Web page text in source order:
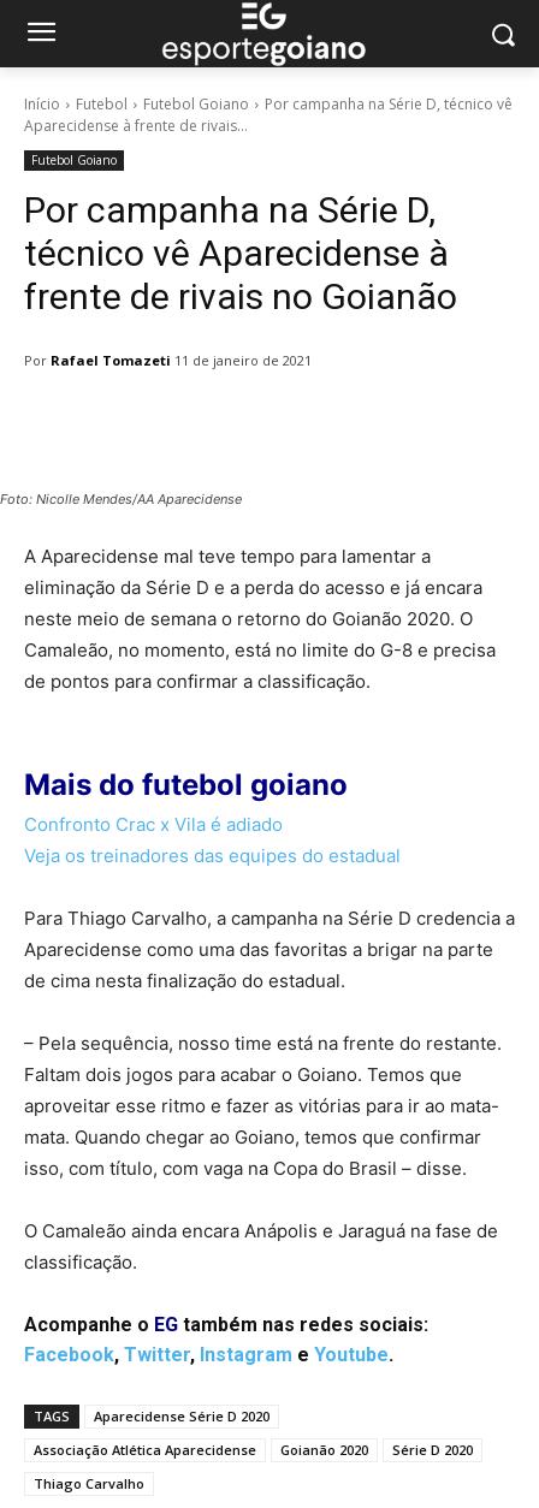
Início Futebol Futebol Goiano
Por campanha na Série D, técnico vê
Aparecidense à frente de rivais...
Futebol Goiano
Por campanha na Série D,
técnico vê Aparecidense à
frente de rivais no Goianão
Por Rafael Tomazeti 11 de janeiro de 2021
Foto: Nicolle Mendes/AA Aparecidense
A Aparecidense mal teve tempo para lamentar a
eliminação da Série D e a perda do acesso e já encara
neste meio de semana o retorno do Goianão 2020. O
Camaleão, no momento, está no limite do G-8 e precisa
de pontos para confirmar a classificação.
Mais do futebol goiano
Confronto Crac x Vila é adiado
Veja os treinadores das equipes do estadual
Para Thiago Carvalho, a campanha na Série D credencia a
Aparecidense como uma das favoritas a brigar na parte
de cima nesta finalização do estadual.
– Pela sequência, nosso time está na frente do restante.
Faltam dois jogos para acabar o Goiano. Temos que
aproveitar esse ritmo e fazer as vitórias para ir ao mata-
mata. Quando chegar ao Goiano, temos que confirmar
isso, com título, com vaga na Copa do Brasil – disse.
O Camaleão ainda encara Anápolis e Jaraguá na fase de
classificação.
Acompanhe o EG também nas redes sociais:
Facebook, Twitter, Instagram e Youtube.
TAGS
Aparecidense Série D 2020
Associação Atlética Aparecidense
Goianão 2020
Série D 2020
Thiago Carvalho